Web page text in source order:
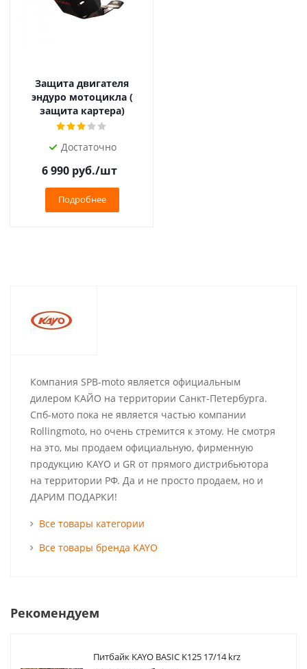
Защита двигателя
эндуро мотоцикла (
защита картера)
Достаточно
6 990 руб./шт
Подробнее
Компания SPB-moto является официальным
дилером КАЙО на территории Санкт-Петербурга.
Спб-мото пока не является частью компании
Rollingmoto, но очень стремится к этому. Не смотря
на это, мы продаем официальную, фирменную
продукцию KAYO и GR от прямого дистрибьютора
на территории РФ. Да и не просто продаем, но и
ДАРИМ ПОДАРКИ!
Все товары категории
Все товары бренда KAYO
Рекомендуем
Питбайк KAYO BASIC K125 17/14 krz